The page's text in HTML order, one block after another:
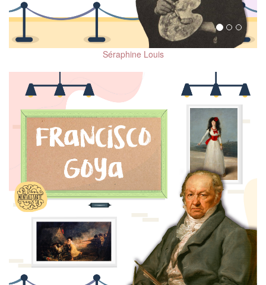
Personalidad
Salud Mental ante
COVID-19
Emociones
Salud fí­sica y salud
mental
Trastornos del sueño
Depresión
Ansiedad
Trastorno del Espectro
Trastorno Límite de la
Personalidad (TLP)
Trastorno por Déficit de
Séraphine Louis